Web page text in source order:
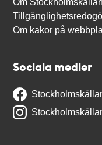
Om Stockholmskällan
Om kakor på
Sociala medier